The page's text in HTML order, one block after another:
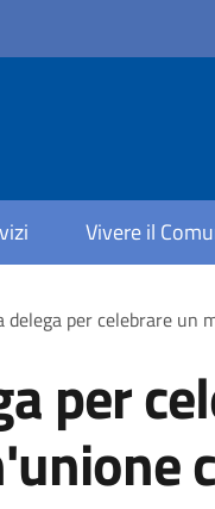
Vivere il
delega per celebrare
per